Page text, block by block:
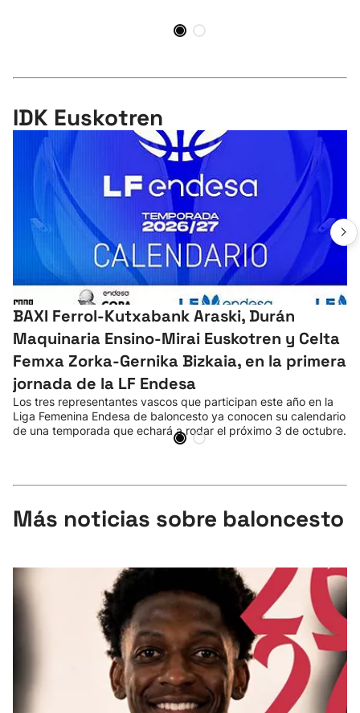
IDK Euskotren
BAXI Ferrol-Kutxabank Araski, Durán
Maquinaria Ensino-Mirai Euskotren y Celta
Femxa Zorka-Gernika Bizkaia, en la primera
jornada de la LF Endesa
Los tres representantes vascos que participan este año en la
Liga Femenina Endesa de baloncesto ya conocen su calendario
de una temporada que echará a rodar el próximo 3 de octubre.
Más noticias sobre baloncesto